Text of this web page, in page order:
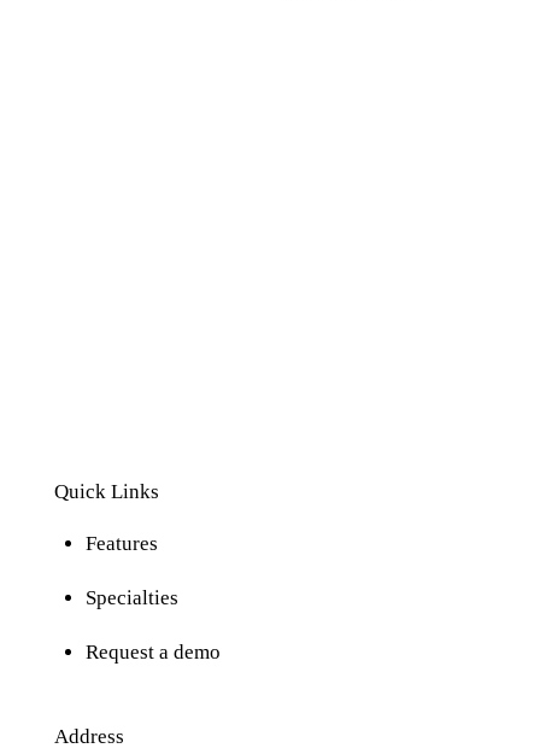
Quick Links
Features
Specialties
Request a demo
Address